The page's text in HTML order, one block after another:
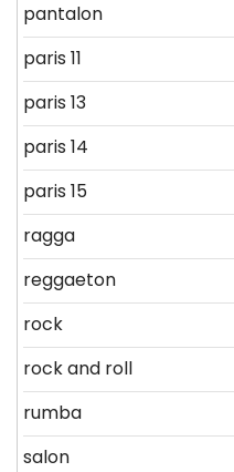
pantalon
paris 11
paris 13
paris 14
paris 15
ragga
reggaeton
rock
rock and roll
rumba
salon